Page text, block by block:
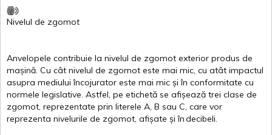
Nivelul de zgomot
Anvelopele contribuie la nivelul de zgomot exterior produs de
mașină. Cu cât nivelul de zgomot este mai mic, cu atât impactul
asupra mediului încojurator este mai mic și în conformitate cu
normele legislative. Astfel, pe etichetă se afișează trei clase de
zgomot, reprezentate prin literele A, B sau C, care vor
reprezenta nivelurile de zgomot, afișate și îndecibeli.